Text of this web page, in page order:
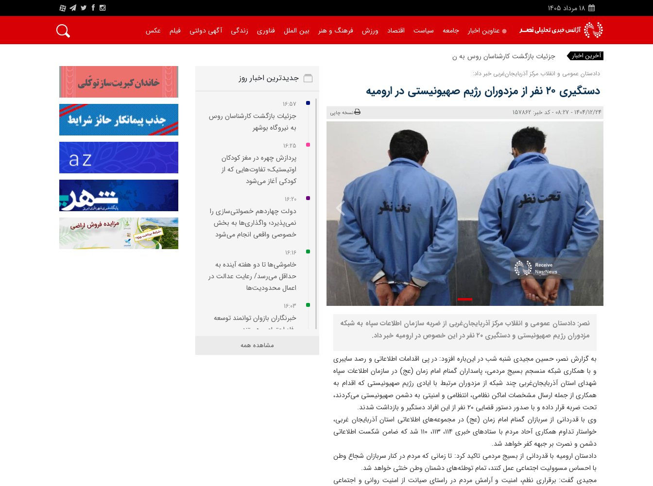
18 مرداد 1405
A
عناوین اخبار جامعه سیاست اقتصاد ورزش فرهنگ و هنر بین الملل فناوری زندگی آگهی دولتی فیلم عکس
آخرین اخبار جزئیات بازگشت کارشناسان روس به نیروگاه بوشه
دادستان عمومی و انقلاب مرکز آذربایجان‌غربی خبر داد:
دستگیری ۲۰ نفر از مزدوران رژیم صهیونیستی در ارومیه
1404/12/24 - 08:27 - کد خبر: 157862 نسخه چاپی
نصر: دادستان عمومی و انقلاب مرکز آذربایجان‌غربی از ضربه سازمان اطلاعات سپاه به شبکه
مزدوران رژیم صهیونیستی و دستگیری ۲۰ نفر در این خصوص در ارومیه خبر داد.
به گزارش نصر، حسین مجیدی شنبه شب در این‌باره افزود: در پی اقدامات اطلاعاتی و رصد سایبری
و با همکاری شبکه منسجم بسیج مردمی، پاسداران گمنام امام زمان (عج) در سازمان اطلاعات سپاه
شهدای استان آذربایجان‌غربی چند شبکه از مزدوران مرتبط با ایادی رژیم صهیونیستی که اقدام به
همکاری از جمله ارسال مشخصات اماکن نظامی، انتظامی و امنیتی به دشمن صهیونیستی می‌کردند،
تحت ضربه قرار داده و با صدور دستور قضایی ۲۰ نفر از این افراد دستگیر و بازداشت شدند.
وی با قدردانی از سربازان گمنام امام زمان (عج) در مجموعه‌های اطلاعاتی استان آذربایجان غربی،
خواستار تداوم همکاری آحاد مردم با ستادهای خبری ۱۱۴، ۱۱۳، ۱۱۰ شد که ضامن شکست اطلاعاتی
دشمن و نصرت بر جبهه کفر خواهد شد.
دادستان ارومیه با قدردانی از بسیج مردمی تاکید کرد: تا زمانی که مردم در کنار سربازان شجاع وطن
با احساس مسوولیت اجتماعی عمل کنند، تمام توطئه‌های دشمنان وطن خنثی خواهد شد.
مجیدی گفت: برقراری نظم، امنیت و آرامش مردم در راستای صیانت از امنیت روانی و اجتماعی
جدیدترین اخبار روز
16:57
جزئیات بازگشت کارشناسان روس
به نیروگاه بوشهر
16:25
پردازش چهره در مغز کودکان
اوتیستیک؛ تفاوت‌هایی که از
کودکی آغاز می‌شود
16:20
دولت چهاردهم خصولتی‌سازی را
نمی‌پذیرد؛ واگذاری‌ها به بخش
خصوصی واقعی انجام می‌شود
16:16
خاموشی‌ها تا دو هفته آینده به
حداقل می‌رسد/ رعایت عدالت در
اعمال محدودیت‌ها
16:03
خبرنگاران بازوان توانمند توسعه
رفاه اجتماعی هستند
مشاهده همه